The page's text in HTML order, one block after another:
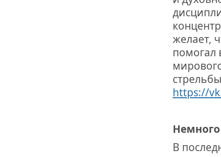
желает,
помогал
https://
В